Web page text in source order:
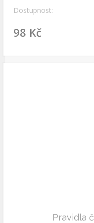
Dostupnost:
98 Kč
Pravidla